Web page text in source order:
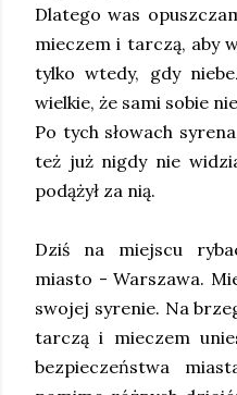
Dlatego was
mieczem i tarczą, aby
tylko wtedy, gdy
wielkie, że sami sobie
Po tych słowach
też już nigdy nie
podążył za nią.
Dziś na miejscu
miasto - Warszawa.
swojej syrenie. Na
tarczą i mieczem
bezpieczeństwa